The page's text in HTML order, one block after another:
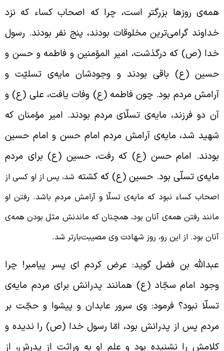
روزها بزرگتر است، چرا که اصحاب کساء که نزد
گرامی‌ترین مخلوقات بودند، پنج نفر بودند. رسول
(ص) که درگذشت، امیر المؤمنین و فاطمه و حسن و
(ع) باقی بودند و وجودشان مایه‌ی تسلیّت و
مردم بود. چون فاطمه (ع) وفات یافت، علی (ع) و
دو فرزند، مایه‌ی تسلّای مردم بودند. امیر مؤمنان که
شد، مایه‌ی آرامش مردم امام حسن و امام حسین
امام حسن (ع) که رفت، حسین (ع) برای مردم
تسلّی بود. حسین (ع) که کشتهشد، پس از او کسی از
کساء نبود که مایه‌ی تسلّا و آرامش مردم باشد. رفتن او
رفتن همه‌ی آنان بود، همچنان که ماندنش مثل بودن همه‌ی
بود. از این رو، روز شهادت وی مصیبت‌بارتر شد.
بن فضل گوید: عرض کردم ای پسر پیامبر! چرا
امام سجّاد (ع) همانند پدرانش برای مردم مایه‌ی
نبود؟ فرمود: وی سرور عابدان و پیشوا و حجّت بر
پس از پدرانش بود، امّا رسول خدا (ص) را ندیده و
را نشنیده بود و علم او به وراثت از پدرش، از